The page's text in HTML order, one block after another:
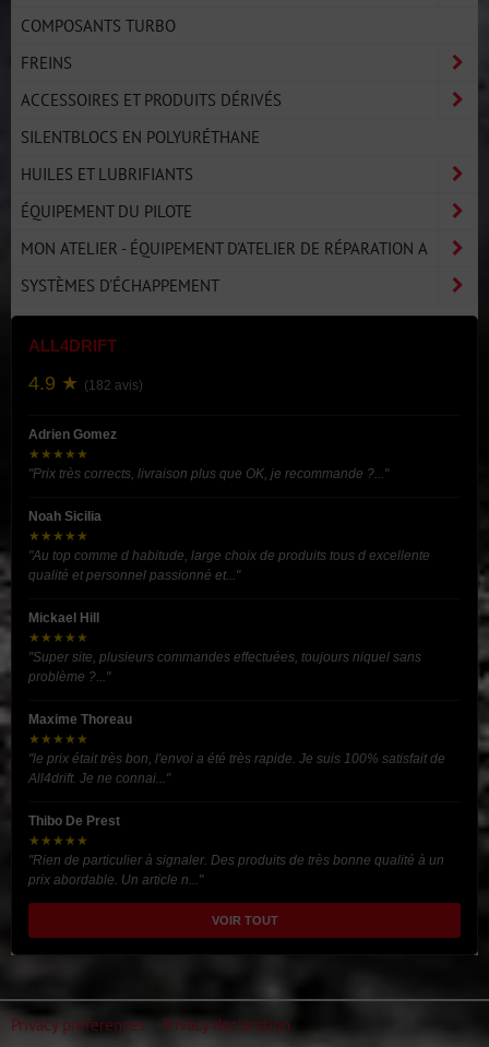
COMPOSANTS TURBO
FREINS
ACCESSOIRES ET PRODUITS DÉRIVÉS
SILENTBLOCS EN POLYURÉTHANE
HUILES ET LUBRIFIANTS
ÉQUIPEMENT DU PILOTE
MON ATELIER - ÉQUIPEMENT D'ATELIER DE RÉPARATION A
SYSTÈMES D'ÉCHAPPEMENT
ALL4DRIFT
4.9 ★ (182 avis)
Adrien Gomez
★★★★★
"Prix très corrects, livraison plus que OK, je recommande ?..."
Noah Sicilia
★★★★★
"Au top comme d habitude, large choix de produits tous d excellente
qualité et personnel passionné et..."
Mickael Hill
★★★★★
"Super site, plusieurs commandes effectuées, toujours niquel sans
problème ?..."
Maxime Thoreau
★★★★★
"le prix était très bon, l'envoi a été très rapide. Je suis 100% satisfait de
All4drift. Je ne connai..."
Thibo De Prest
★★★★★
"Rien de particulier à signaler. Des produits de très bonne qualité à un
prix abordable. Un article n..."
VOIR TOUT
Privacy preferences Privacy declaration